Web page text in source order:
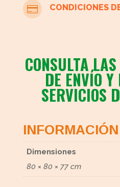
 CONDICIONES
CONSULTA
DE ENVÍO Y
SERVICIOS
Dimensiones
80 × 80 × 77 cm